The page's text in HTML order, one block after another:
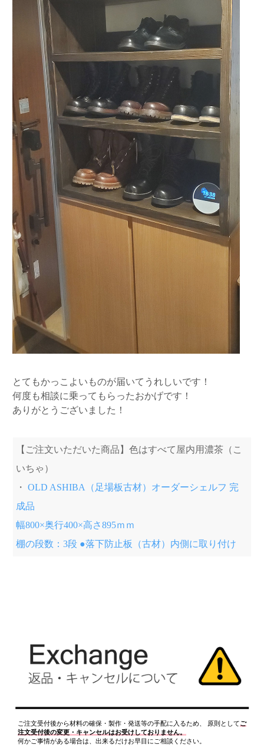
とてもかっこよいものが届いてうれしいです！
何度も相談に乗ってもらったおかげです！
ありがとうございました！
【ご注文いただいた商品】色はすべて屋内用濃茶（こ
いちゃ）
・ OLD ASHIBA（足場板古材）オーダーシェルフ 完
成品
幅800×奥行400×高さ895ｍｍ
棚の段数：3段 ●落下防止板（古材）内側に取り付け
ご注文受付後から材料の確保・製作・発送等の手配に入るため、 原則としてご
注文受付後の変更・キャンセルはお受けしておりません。
何かご事情がある場合は、出来るだけお早目にご相談ください。